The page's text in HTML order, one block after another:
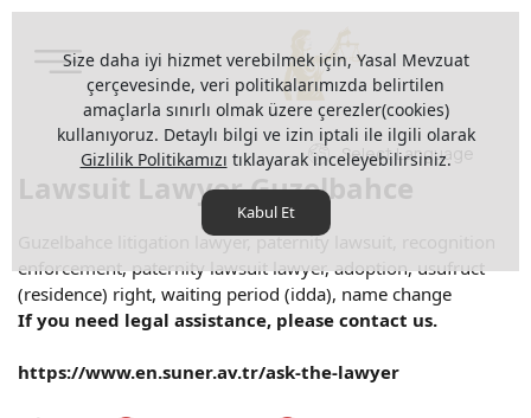
Lawsuit Lawyer Guzelbahce
Guzelbahce litigation lawyer, paternity lawsuit, recognition
enforcement, paternity lawsuit lawyer, adoption, usufruct
(residence) right, waiting period (idda), name change
If you need legal assistance, please contact us.
https://www.en.suner.av.tr/ask-the-lawyer
Select Language
Size daha iyi hizmet verebilmek için, Yasal Mevzuat
çerçevesinde, veri politikalarımızda belirtilen
amaçlarla sınırlı olmak üzere çerezler(cookies)
kullanıyoruz. Detaylı bilgi ve izin iptali ile ilgili olarak
Gizlilik Politikamızı tıklayarak inceleyebilirsiniz.
Kabul Et